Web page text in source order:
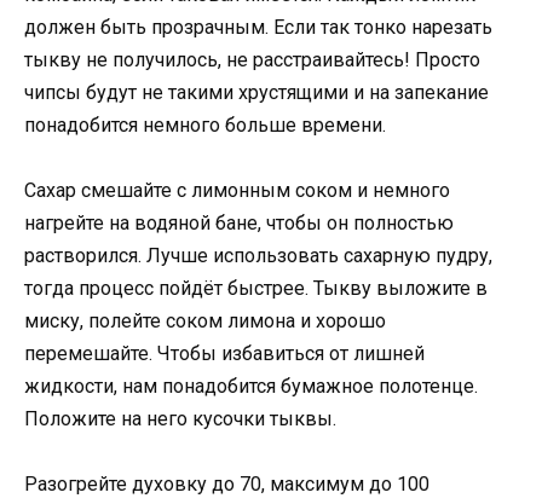
должен быть прозрачным. Если так тонко нарезать
тыкву не получилось, не расстраивайтесь! Просто
чипсы будут не такими хрустящими и на запекание
понадобится немного больше времени.
Сахар смешайте с лимонным соком и немного
нагрейте на водяной бане, чтобы он полностью
растворился. Лучше использовать сахарную пудру,
тогда процесс пойдёт быстрее. Тыкву выложите в
миску, полейте соком лимона и хорошо
перемешайте. Чтобы избавиться от лишней
жидкости, нам понадобится бумажное полотенце.
Положите на него кусочки тыквы.
Разогрейте духовку до 70, максимум до 100